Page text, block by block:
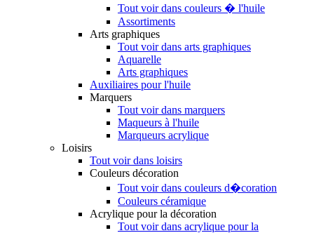
Tout voir dans couleurs � l'huile
Assortiments
Arts graphiques
Tout voir dans arts graphiques
Aquarelle
Arts graphiques
Auxiliaires pour l'huile
Marquers
Tout voir dans marquers
Maqueurs à l'huile
Marqueurs acrylique
Loisirs
Tout voir dans loisirs
Couleurs décoration
Tout voir dans couleurs d�coration
Couleurs céramique
Acrylique pour la décoration
Tout voir dans acrylique pour la